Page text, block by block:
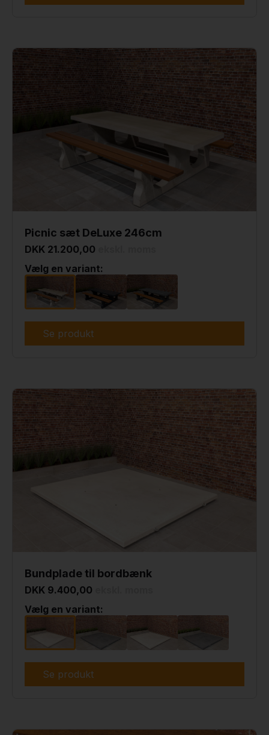
Picnic sæt DeLuxe 246cm
DKK 21.200,00
Vælg en variant:
Se produkt
Bundplade til bordbænk
DKK 9.400,00
Vælg en variant:
Se produkt